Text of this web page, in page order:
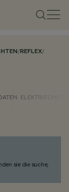
/REFLEX/
ELEKTRISCHE
sie die suche,